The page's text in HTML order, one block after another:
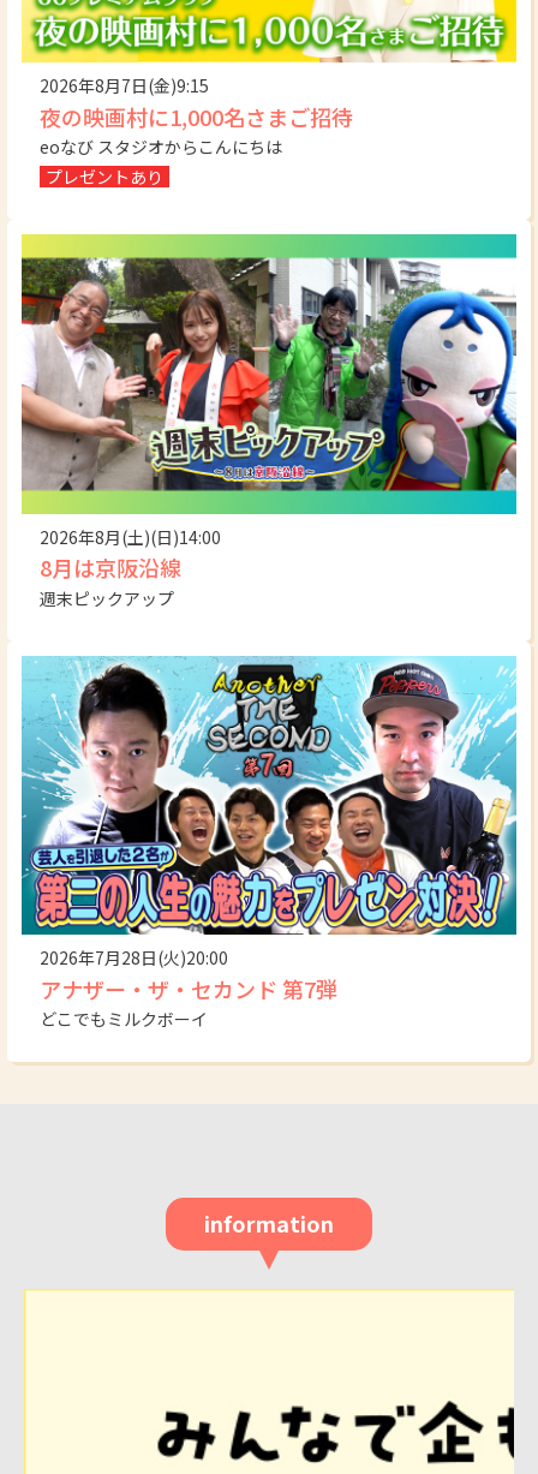
2026年8月7日(金)9:15
夜の映画村に1,000名さまご招待
eoなび スタジオからこんにちは
プレゼントあり
2026年8月(土)(日)14:00
8月は京阪沿線
週末ピックアップ
2026年7月28日(火)20:00
アナザー・ザ・セカンド 第7弾
どこでもミルクボーイ
information